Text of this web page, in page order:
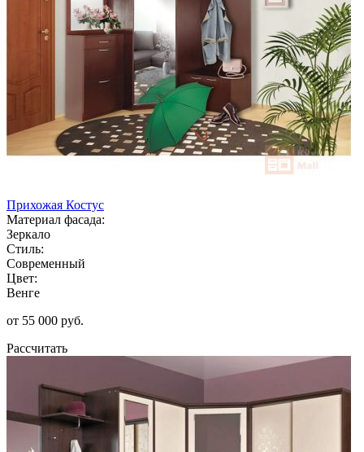
Прихожая Костус
Материал фасада:
Зеркало
Стиль:
Современный
Цвет:
Венге
от 55 000 руб.
Рассчитать